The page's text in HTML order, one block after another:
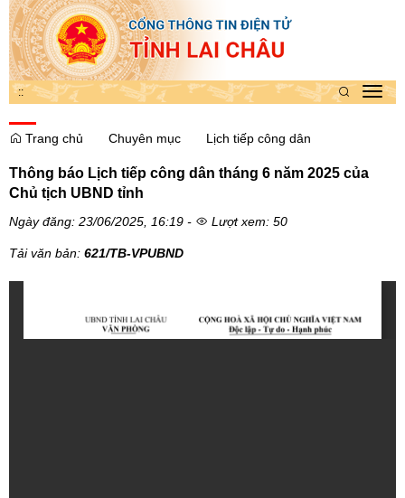
::
Trang chủ
Chuyên mục Lịch tiếp công dân
Thông báo Lịch tiếp công dân tháng 6 năm 2025 của
Chủ tịch UBND tỉnh
Ngày đăng: 23/06/2025, 16:19 - Lượt xem: 50
Tải văn bản: 621/TB-VPUBND